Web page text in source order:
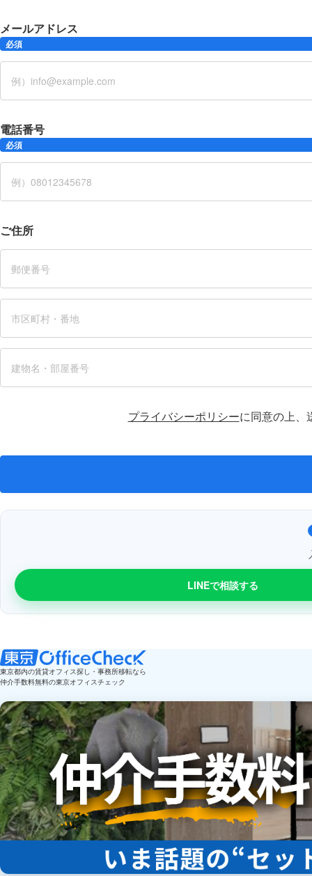
メールアドレス
必須
電話番号
必須
ご住所
プライバシーポリシーに同意の上、
LINEで相談する
東京都内の賃貸オフィス探し・事務所移転なら
仲介手数料無料の東京オフィスチェック